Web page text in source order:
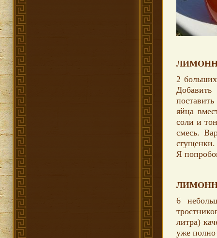
2
яйца
соли и
смесь.
сгущенки.
Я
6
литра)
уже полно